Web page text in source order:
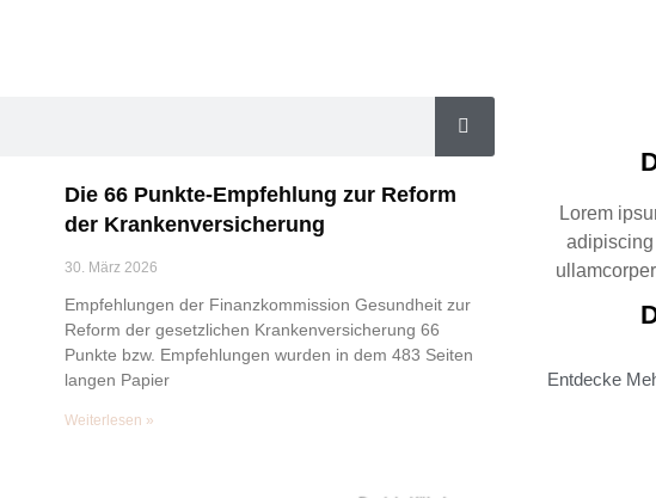
Die 66 Punkte-Empfehlung zur Reform
der Krankenversicherung
30. März 2026
Empfehlungen der Finanzkommission Gesundheit zur
Reform der gesetzlichen Krankenversicherung 66
Punkte bzw. Empfehlungen wurden in dem 483 Seiten
langen Papier
Weiterlesen »
Lorem
Entdecke